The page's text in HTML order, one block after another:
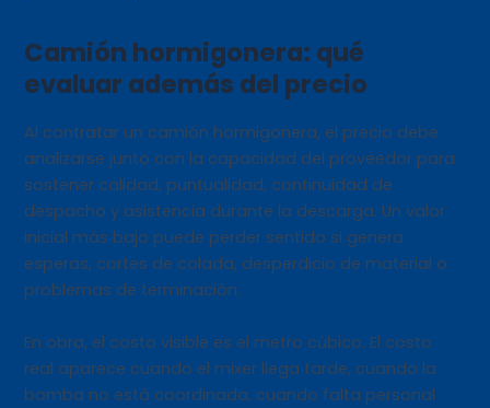
Camión hormigonera: qué
evaluar además del precio
Al contratar un camión hormigonera, el precio debe
analizarse junto con la capacidad del proveedor para
sostener calidad, puntualidad, continuidad de
despacho y asistencia durante la descarga. Un valor
inicial más bajo puede perder sentido si genera
esperas, cortes de colada, desperdicio de material o
problemas de terminación.
En obra, el costo visible es el metro cúbico. El costo
real aparece cuando el mixer llega tarde, cuando la
bomba no está coordinada, cuando falta personal